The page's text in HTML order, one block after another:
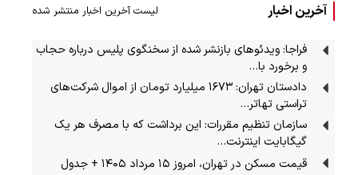
آخرین اخبار لیست آخرین اخبار منتشر شده
فراجا: ویدئوهای بازنشر شده از سخنگوی پلیس درباره حجاب
و برخورد با…
دادستان تهران: ۱۶۷۳ میلیارد تومان از اموال شرکت‌های
تراستی تهاتر…
سازمان تنظیم مقررات: این برداشت که با مصرف هر یک
گیگابایت اینترنت…
قیمت مسکن در تهران، امروز ۱۵ مرداد ۱۴۰۵ + جدول